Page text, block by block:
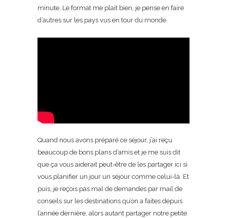
minute. Le format me plait bien, je pense en faire
d’autres sur les pays vus en tour du monde.
Quand nous avons préparé ce séjour, j’ai reçu
beaucoup de bons plans d’amis et je me suis dit
que ça vous aiderait peut-être de les partager ici si
vous planifier un jour un séjour comme celui-là. Et
puis, je reçois pas mal de demandes par mail de
conseils sur les destinations qu’on a faites depuis
l’année dernière, alors autant partager notre petite